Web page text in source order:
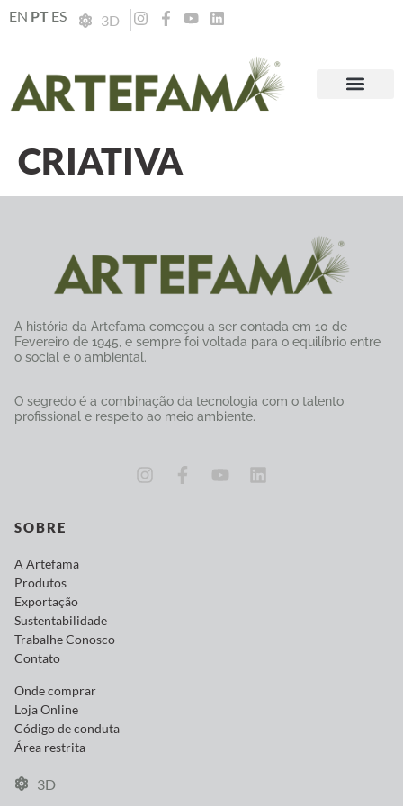
EN PT ES 3D
CRIATIVA
A história da Artefama começou a ser contada em 10 de
Fevereiro de 1945, e sempre foi voltada para o equilíbrio entre
o social e o ambiental.
O segredo é a combinação da tecnologia com o talento
profissional e respeito ao meio ambiente.
SOBRE
A Artefama
Produtos
Exportação
Sustentabilidade
Trabalhe Conosco
Contato
Onde comprar
Loja Online
Código de conduta
Área restrita
3D